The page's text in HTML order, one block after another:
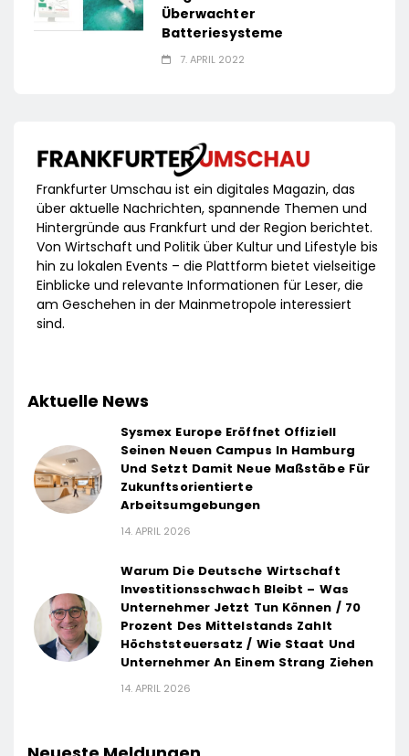
Überwachter
Batteriesysteme
7. APRIL 2022
Frankfurter Umschau ist ein digitales Magazin, das
über aktuelle Nachrichten, spannende Themen und
Hintergründe aus Frankfurt und der Region berichtet.
Von Wirtschaft und Politik über Kultur und Lifestyle bis
hin zu lokalen Events – die Plattform bietet vielseitige
Einblicke und relevante Informationen für Leser, die
am Geschehen in der Mainmetropole interessiert
sind.
Aktuelle News
Sysmex Europe Eröffnet Offiziell
Seinen Neuen Campus In Hamburg
Und Setzt Damit Neue Maßstäbe Für
Zukunftsorientierte
Arbeitsumgebungen
14. APRIL 2026
Warum Die Deutsche Wirtschaft
Investitionsschwach Bleibt – Was
Unternehmer Jetzt Tun Können / 70
Prozent Des Mittelstands Zahlt
Höchststeuersatz / Wie Staat Und
Unternehmer An Einem Strang Ziehen
14. APRIL 2026